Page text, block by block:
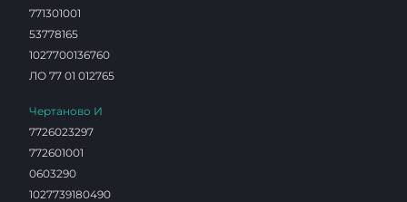
771301001
53778165
1027700136760
ЛО 77 01 012765
Чертаново И
7726023297
772601001
0603290
1027739180490